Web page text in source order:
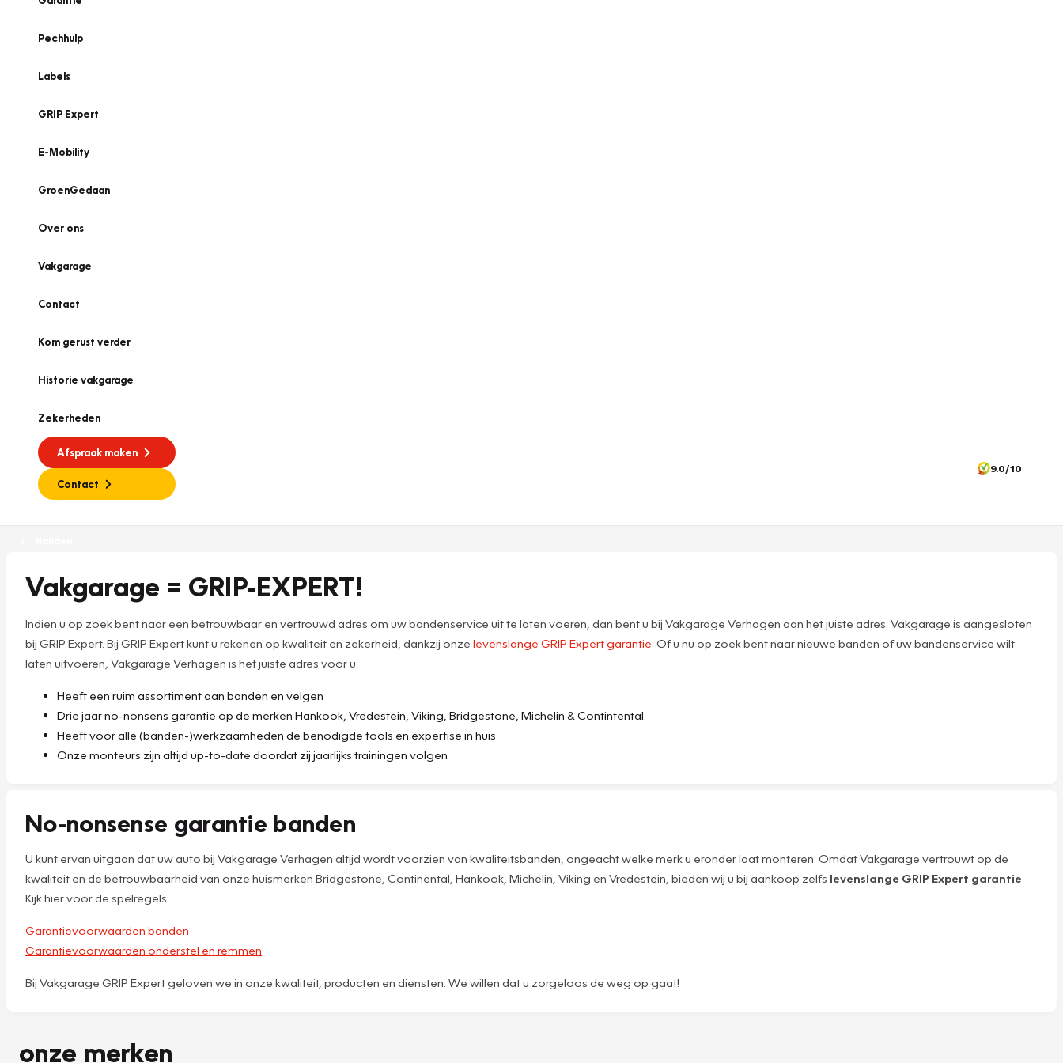
Pechhulp
Labels
GRIP Expert
E-Mobility
GroenGedaan
Over ons
Vakgarage
Contact
Kom gerust verder
Historie vakgarage
Zekerheden
Afspraak maken
Contact
9.0/10
Vakgarage = GRIP-EXPERT!
Indien u op zoek bent naar een betrouwbaar en vertrouwd adres om uw bandenservice uit te laten voeren, dan bent u bij Vakgarage Verhagen aan het juiste adres. Vakgarage is aangesloten
bij GRIP Expert. Bij GRIP Expert kunt u rekenen op kwaliteit en zekerheid, dankzij onze levenslange GRIP Expert garantie . Of u nu op zoek bent naar nieuwe banden of uw bandenservice wilt
laten uitvoeren, Vakgarage Verhagen is het juiste adres voor u.
Heeft een ruim assortiment aan banden en velgen
Drie jaar no-nonsens garantie op de merken Hankook, Vredestein, Viking, Bridgestone, Michelin & Contintental.
Heeft voor alle (banden-)werkzaamheden de benodigde tools en expertise in huis
Onze monteurs zijn altijd up-to-date doordat zij jaarlijks trainingen volgen
No-nonsense garantie banden
U kunt ervan uitgaan dat uw auto bij Vakgarage Verhagen altijd wordt voorzien van kwaliteitsbanden, ongeacht welke merk u eronder laat monteren. Omdat Vakgarage vertrouwt op de
kwaliteit en de betrouwbaarheid van onze huismerken Bridgestone, Continental, Hankook, Michelin, Viking en Vredestein, bieden wij u bij aankoop zelfs levenslange GRIP Expert garantie
Kijk hier voor de spelregels:
Garantievoorwaarden banden
Garantievoorwaarden onderstel en remmen
Bij Vakgarage GRIP Expert geloven we in onze kwaliteit, producten en diensten. We willen dat u zorgeloos de weg op gaat!
onze merken